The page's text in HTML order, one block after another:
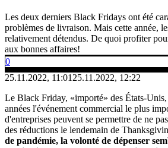
Les deux derniers Black Fridays ont été
problèmes de livraison. Mais cette année,
relativement détendus. De quoi profiter
aux bonnes affaires!
0
25.11.2022, 11:01 25.11.2022, 12:22
Le Black Friday, «importé» des États-Unis,
années l'événement commercial le plus
d'entreprises peuvent se permettre de ne
des réductions le lendemain de
de pandémie, la volonté de dépenser